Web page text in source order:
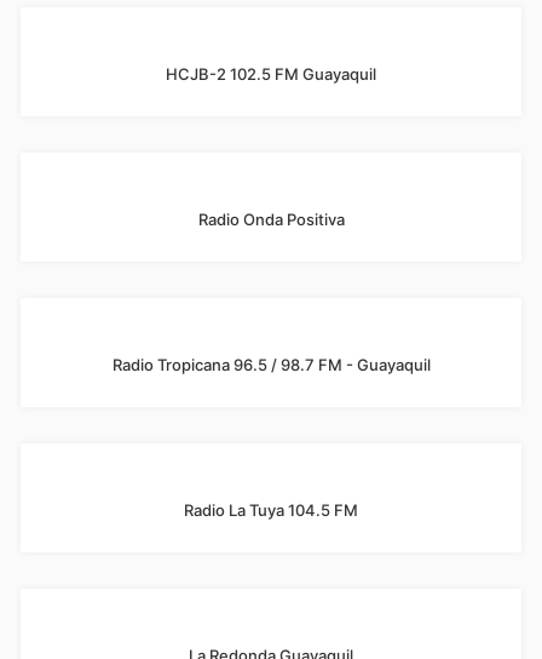
HCJB-2 102.5 FM Guayaquil
Radio Onda Positiva
Radio Tropicana 96.5 / 98.7 FM - Guayaquil
Radio La Tuya 104.5 FM
La Redonda Guayaquil